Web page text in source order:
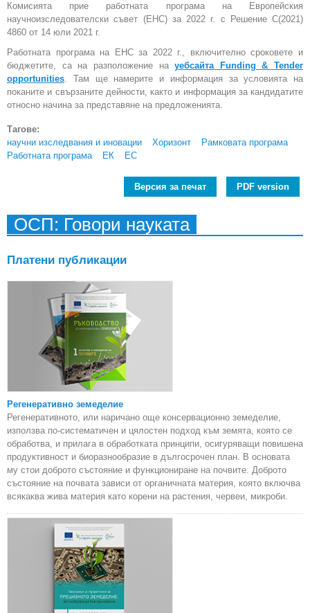
Комисията прие работната програма на Европейския
научноизследователски съвет (ЕНС) за 2022 г. с Решение C(2021)
4860 от 14 юли 2021 г.
Работната програма на ЕНС за 2022 г., включително сроковете и
бюджетите, са на разположение науебсайта Funding & Tender
opportunities. Там ще намерите и информация за условията на
поканите и свързаните дейности, както и информация за кандидатите
относно начина за представяне на предложенията.
Тагове:
научни изследвания и иновации
Хоризонт
Рамковата програма
Работната програма
ЕК ЕС
Версия за печат PDF version
ОСП: Говори науката
Платени публикации
Регенеративно земеделие
Регенеративното, или наричано още консервационно земеделие,
използва по-систематичен и цялостен подход към земята, която се
обработва, и прилага в обработката принципи, осигуряващи повишена
продуктивност и биоразнообразие в дългосрочен план. В основата
му стои доброто състояние и функциониране на почвите. Доброто
състояние на почвата зависи от органичната материя, която включва
всякаква жива материя като корени на растения, червеи, микроби.